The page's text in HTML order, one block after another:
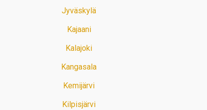
Jyväskylä
Kajaani
Kalajoki
Kangasala
Kemijärvi
Kilpisjärvi